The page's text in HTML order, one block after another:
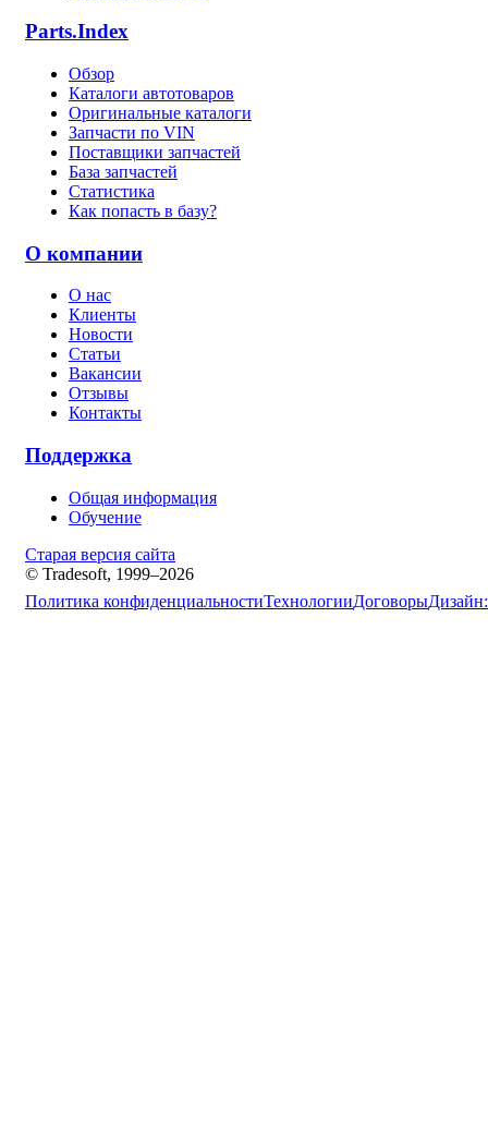
Parts.Index
Обзор
Каталоги автотоваров
Оригинальные каталоги
Запчасти по VIN
Поставщики запчастей
База запчастей
Статистика
Как попасть в базу?
О компании
О нас
Клиенты
Новости
Статьи
Вакансии
Отзывы
Контакты
Поддержка
Общая информация
Обучение
Старая версия сайта
© Tradesoft, 1999–2026
Политика конфиденциальностиТехнологииДоговорыДизайн: